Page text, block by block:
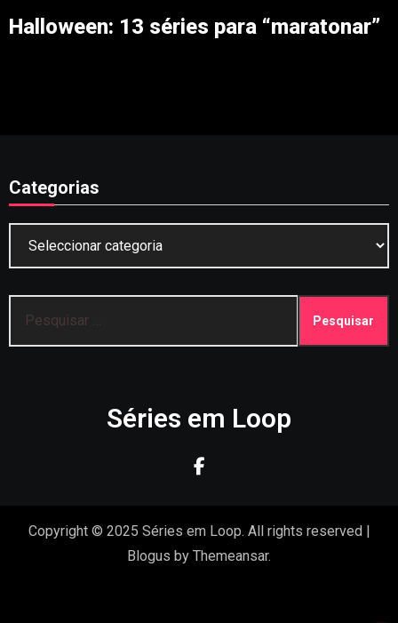
Halloween: 13 séries para “maratonar”
Categorias
por:
Séries em Loop
Copyright © 2025 Séries em Loop. All rights reserved |
Blogus by Themeansar.